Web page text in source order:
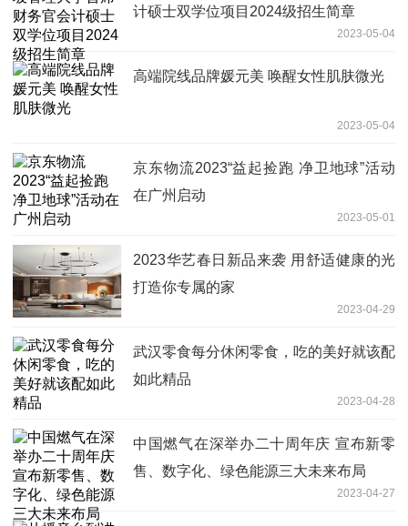
计硕士双学位项目2024级招生简章
2023-05-04
高端院线品牌媛元美 唤醒女性肌肤微光
2023-05-04
京东物流2023“益起捡跑 净卫地球”活动
在广州启动
2023-05-01
2023华艺春日新品来袭 用舒适健康的光
打造你专属的家
2023-04-29
武汉零食每分休闲零食，吃的美好就该配
如此精品
2023-04-28
中国燃气在深举办二十周年庆 宣布新零
售、数字化、绿色能源三大未来布局
2023-04-27